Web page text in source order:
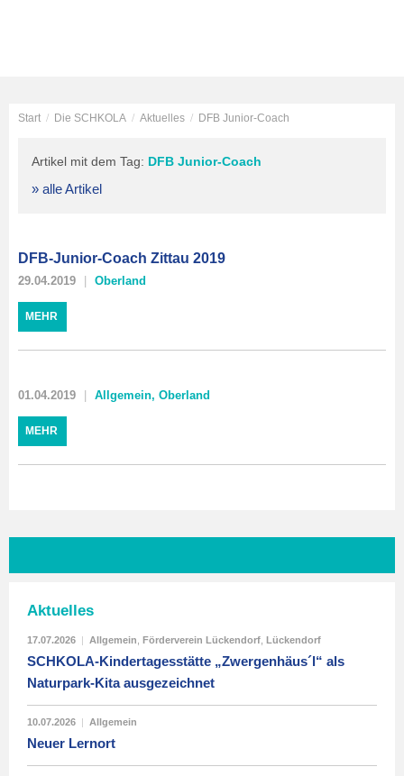
Start / Die SCHKOLA / Aktuelles / DFB Junior-Coach
Artikel mit dem Tag: DFB Junior-Coach
» alle Artikel
DFB-Junior-Coach Zittau 2019
29.04.2019 Oberland
MEHR
01.04.2019 Allgemein, Oberland
MEHR
Aktuelles
17.07.2026 | Allgemein Förderverein Lückendorf Lückendorf
SCHKOLA-Kindertagesstätte „Zwergenhäus´l“ als
Naturpark-Kita ausgezeichnet
10.07.2026 | Allgemein
Neuer Lernort